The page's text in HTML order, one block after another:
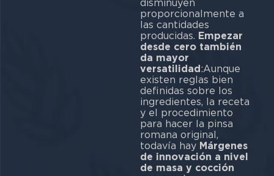
disminuyen
proporcionalmente a
las cantidades
producidas. Empezar
desde cero también
da mayor
versatilidad:Aunque
existen reglas bien
definidas sobre los
ingredientes, la receta
y el procedimiento
para hacer la pinsa
romana original,
todavía hay Márgenes
de innovación a nivel
de masa y cocción